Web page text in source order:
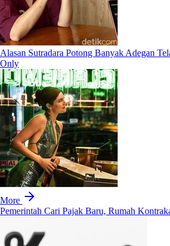
Alasan Sutradara Potong Banyak Adegan
Only
More
Pemerintah Cari Pajak Baru, Rumah